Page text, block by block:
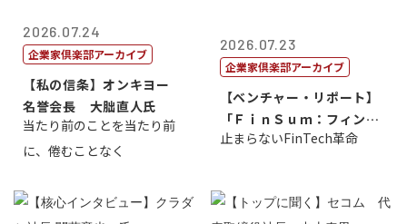
2026.07.24
企業家倶楽部アーカイブ
【私の信条】オンキヨー
名誉会長 大朏直人氏
当たり前のことを当たり前
に、倦むことなく
2026.07.23
企業家倶楽部アーカイブ
【ベンチャー・リポート】
「ＦｉｎＳｕｍ：フィンテ
ック・サミッ...
止まらないFinTech革命